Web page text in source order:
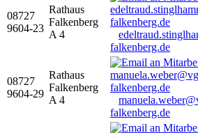
08727
9604-23
Rathaus
Falkenberg
A 4
falkenberg.de
08727
9604-29
Rathaus
Falkenberg
A 4
falkenberg.de